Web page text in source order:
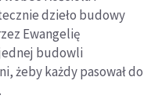
dzieło budowy
Ewangelię
budowli
żeby każdy pasował do